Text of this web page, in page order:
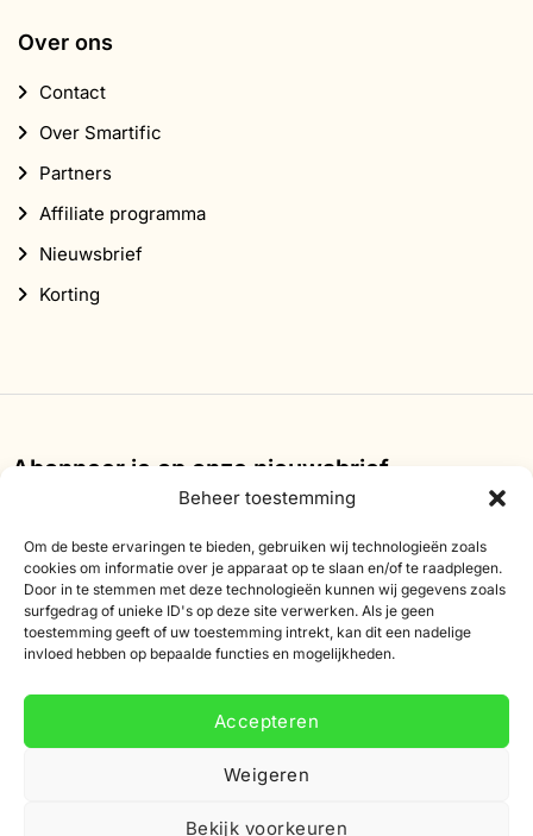
Beheer toestemming
Om de beste ervaringen te bieden, gebruiken wij technologieën zoals
cookies om informatie over je apparaat op te slaan en/of te raadplegen.
Door in te stemmen met deze technologieën kunnen wij gegevens zoals
surfgedrag of unieke ID's op deze site verwerken. Als je geen
toestemming geeft of uw toestemming intrekt, kan dit een nadelige
invloed hebben op bepaalde functies en mogelijkheden.
Accepteren
Weigeren
Bekijk voorkeuren
Over ons
Contact
Over Smartific
Partners
Affiliate programma
Nieuwsbrief
Korting
Abonneer je op onze nieuwsbrief
Schrijf je in voor onze nieuwsbrief en ontvang 10%
korting op je eerste bestelling.
E-
mailadres